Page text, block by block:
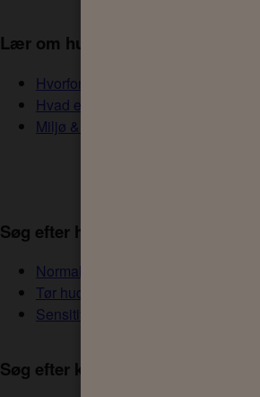
Lær om huden
Hvorfor anbefaler eksperter
Hvad er din hudtype?
Miljø & genanvendelighed
Søg efter hudtype
Normal hud
Tør hud / Meget tør hud
Sensitiv hud
Søg efter kategori